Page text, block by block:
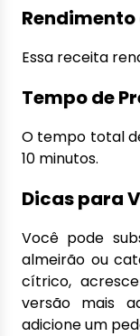
Essa receita
Tempo de
O tempo total
10 minutos.
Dicas para
Você pode
almeirão ou
cítrico,
versão mais
adicione um